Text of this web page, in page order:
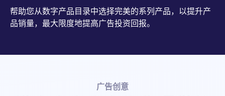
帮助您从数字产品目录中选择完美的系列产品，以提升产
品销量，最大限度地提高广告投资回报。
广告创意